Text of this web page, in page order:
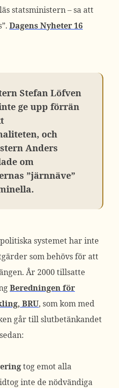
statsministern – sa att
Dagens Nyheter 16
Stefan Löfven
ge upp förrän
och
Anders
om
”järnnäve”
systemet har inte
som behövs för att
År 2000 tillsatte
Beredningen för
BRU, som kom med
går till slutbetänkandet
tog emot alla
inte de nödvändiga